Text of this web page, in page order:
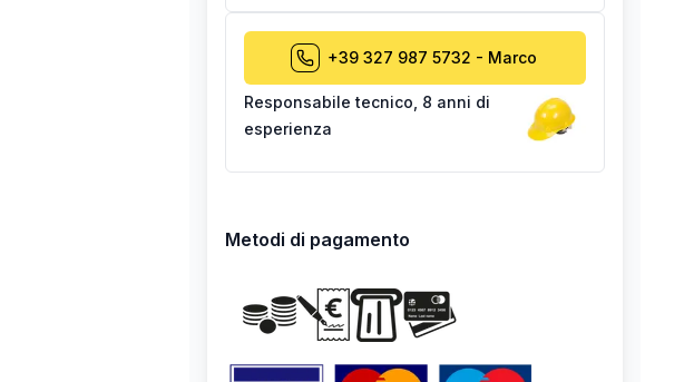
+39 327 987 5732 - Marco
Responsabile tecnico 8 anni di
esperienza
Metodi di pagamento